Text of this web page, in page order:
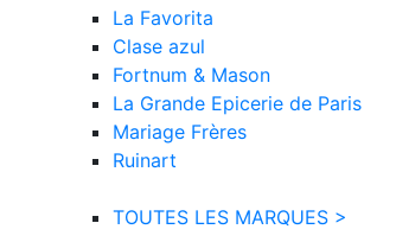
La Favorita
Clase azul
Fortnum & Mason
La Grande Epicerie de Paris
Mariage Frères
Ruinart
TOUTES LES MARQUES >